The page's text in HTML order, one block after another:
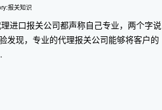
报关知识
进口报关公司都声称自己专业，两个字说
发现，专业的代理报关公司能够将客户的